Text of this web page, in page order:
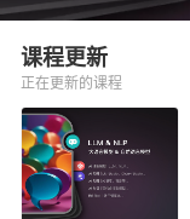
课程更新
正在更新的课程